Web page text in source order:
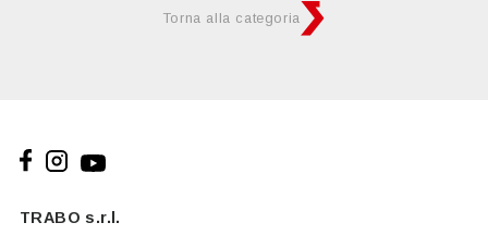
Torna alla categoria
TRABO s.r.l.